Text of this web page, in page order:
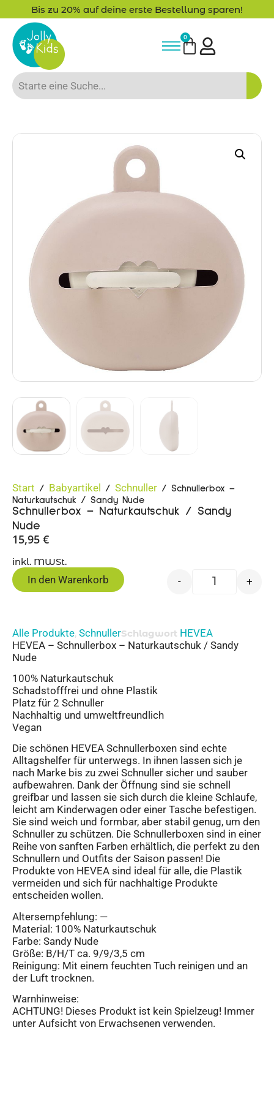
erste Bestellung sparen! -15%
0
Start / Babyartikel / Schnuller / Schnullerbox –
Naturkautschuk / Sandy Nude
Schnullerbox – Naturkautschuk / Sandy
Nude
15,95 €
inkl. MWSt.
- +
In den Warenkorb
Alle Produkte, SchnullerSchlagwort HEVEA
HEVEA – Schnullerbox – Naturkautschuk / Sandy
Nude
100% Naturkautschuk
Schadstofffrei und ohne Plastik
Platz für 2 Schnuller
Nachhaltig und umweltfreundlich
Vegan
Die schönen HEVEA Schnullerboxen sind echte
Alltagshelfer für unterwegs. In ihnen lassen sich je
nach Marke bis zu zwei Schnuller sicher und sauber
aufbewahren. Dank der Öffnung sind sie schnell
greifbar und lassen sie sich durch die kleine Schlaufe,
leicht am Kinderwagen oder einer Tasche befestigen.
Sie sind weich und formbar, aber stabil genug, um den
Schnuller zu schützen. Die Schnullerboxen sind in einer
Reihe von sanften Farben erhältlich, die perfekt zu den
Schnullern und Outfits der Saison passen! Die
Produkte von HEVEA sind ideal für alle, die Plastik
vermeiden und sich für nachhaltige Produkte
entscheiden wollen.
Altersempfehlung: —
Material: 100% Naturkautschuk
Farbe: Sandy Nude
Größe: B/H/T ca. 9/9/3,5 cm
Reinigung: Mit einem feuchten Tuch reinigen und an
der Luft trocknen.
Warnhinweise:
ACHTUNG! Dieses Produkt ist kein Spielzeug! Immer
unter Aufsicht von Erwachsenen verwenden.